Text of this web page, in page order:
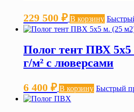
229 500 ₽ В корзину
Полог тент ПВХ 5х5
г/м² с люверсами
6 400 ₽ В корзину Быстрый